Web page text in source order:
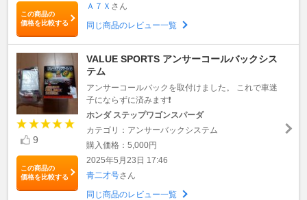
この商品の
価格を比較する
Ａ７Ｘ さん
同じ商品のレビュー一覧
9
この商品の
価格を比較する
VALUE SPORTS アンサーコールバックシス
テム
アンサーコールバックを取付けました。 これで車迷
子にならずに済みます❗
ホンダ ステップワゴンスパーダ
カテゴリ：アンサーバックシステム
購入価格：5,000円
2025年5月23日 17:46
青二才号さん
同じ商品のレビュー一覧